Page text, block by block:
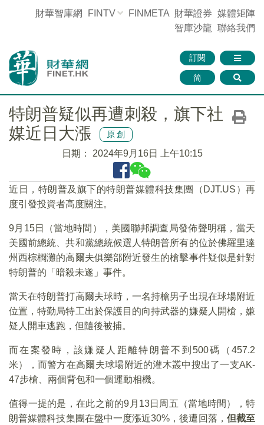
財華智庫網 FINTV FINMETA 財華證券 媒體矩陣
智庫沙龍 聯絡我們
訂閱
简
特朗普疑似再遭刺殺，旗下社
媒近日大漲
原創
日期： 2024年9月16日 上午10:15
近日，特朗普及旗下的特朗普媒體科技集團（DJT.US）再
度引發投資者高度關注。
9月15日（當地時間），美國聯邦調查局發佈聲明稱，當天
美國前總統、共和黨總統候選人特朗普所有的位於佛羅里達
州西棕櫚灘的高爾夫俱樂部附近發生的槍擊事件疑似是針對
特朗普的「暗殺未遂」事件。
當天在特朗普打高爾夫球時，一名持槍男子出現在球場附近
位置，特勤局特工出於保護目的向持武器的嫌疑人開槍，嫌
疑人開車逃跑，但隨後被捕。
而在案發時，該嫌疑人距離特朗普不到500碼（457.2
米），而警方在高爾夫球場附近的灌木叢中搜出了一支AK-
47步槍、兩個背包和一個運動相機。
值得一提的是，在此之前的9月13日周五（當地時間），特
朗普媒體科技集團在盤中一度漲近30%，後遭回落， 但截至